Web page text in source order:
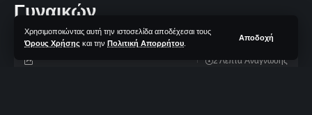
Χρησιμοποιώντας αυτή την ιστοσελίδα αποδέχεσαι τους
Όρους Χρήσης και την Πολιτική Απορρήτου
Αποδοχή
Γυναικών
2 Λεπτά Aνάγνωσης